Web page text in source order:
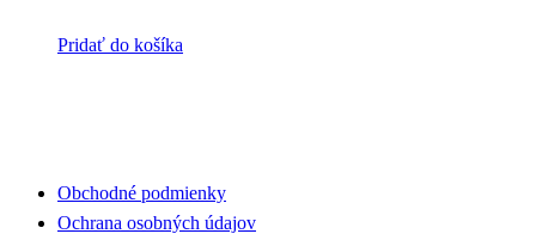
Pridať do košíka
Obchodné podmienky
Ochrana osobných údajov